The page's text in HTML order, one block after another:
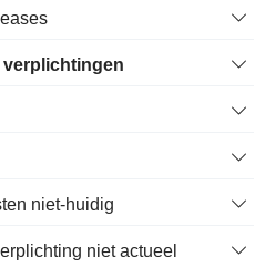
verplichtingen
niet-huidig
niet actueel